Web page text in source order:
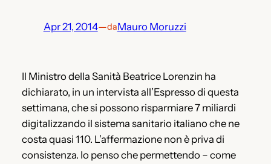
Apr 21, 2014—daMauro Moruzzi
Il Ministro della Sanità Beatrice Lorenzin ha
dichiarato, in un intervista all’Espresso di questa
settimana, che si possono risparmiare 7 miliardi
digitalizzando il sistema sanitario italiano che ne
costa quasi 110. L’affermazione non è priva di
consistenza. Io penso che permettendo – come